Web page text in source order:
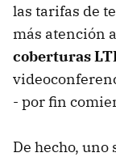
las tarifas de
más atención
coberturas
- por fin
De hecho, uno